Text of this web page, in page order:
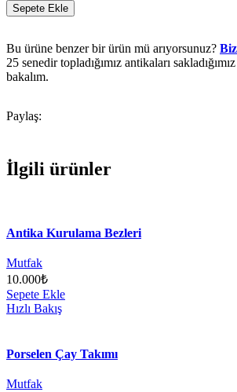
Sepete Ekle
Bu ürüne benzer bir ürün mü arıyorsunuz?
25 senedir topladığımız antikaları
bakalım.
Paylaş:
İlgili ürünler
Antika Kurulama Bezleri
Mutfak
10.000₺
Sepete Ekle
Hızlı Bakış
Porselen Çay Takımı
Mutfak